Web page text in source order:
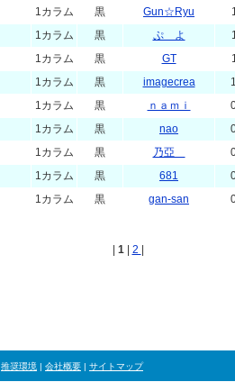
1カラム 黒 Gun☆Ryu
1カラム 黒 ぷ よ
1カラム 黒 GT
1カラム 黒 imagecrea
1カラム 黒 ｎａｍｉ
1カラム 黒 nao
1カラム 黒 乃亞
1カラム 黒 681
1カラム 黒 gan-san
1 2
推奨環境 | 会社概要 | サイトマップ